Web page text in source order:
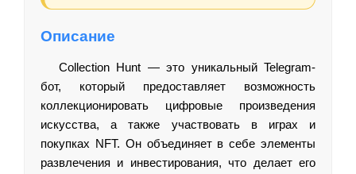
Описание
Collection Hunt — это уникальный Telegram-
бот, который предоставляет возможность
коллекционировать цифровые произведения
искусства, а также участвовать в играх и
покупках NFT. Он объединяет в себе элементы
развлечения и инвестирования, что делает его